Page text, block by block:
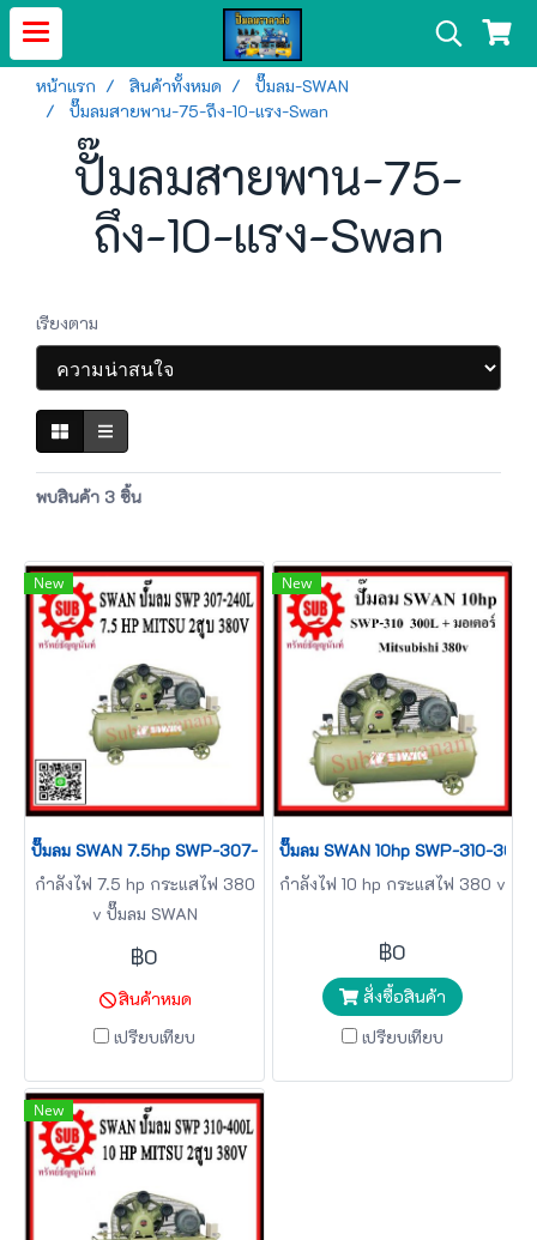
หน้าแรก สินค้าทั้งหมด
ปั๊มลม-SWAN
ปั๊มลมสายพาน-75-ถึง-10-แรง-Swan
ปั๊มลมสายพาน-75-
ถึง-10-แรง-Swan
เรียงตาม
พบสินค้า 3 ชิ้น
New
ปั๊มลม SWAN 7.5hp SWP-307-240L + มอเตอร์ Mitsubishi 380v
กำลังไฟ 7.5 hp กระแสไฟ 380
v ปั๊มลม SWAN
฿0
สินค้าหมด
เปรียบเทียบ
New
ปั๊มลม SWAN 10hp SWP-310-
กำลังไฟ 10 hp กระแสไฟ 380 v
฿0
สั่งซื้อสินค้า
เปรียบเทียบ
New